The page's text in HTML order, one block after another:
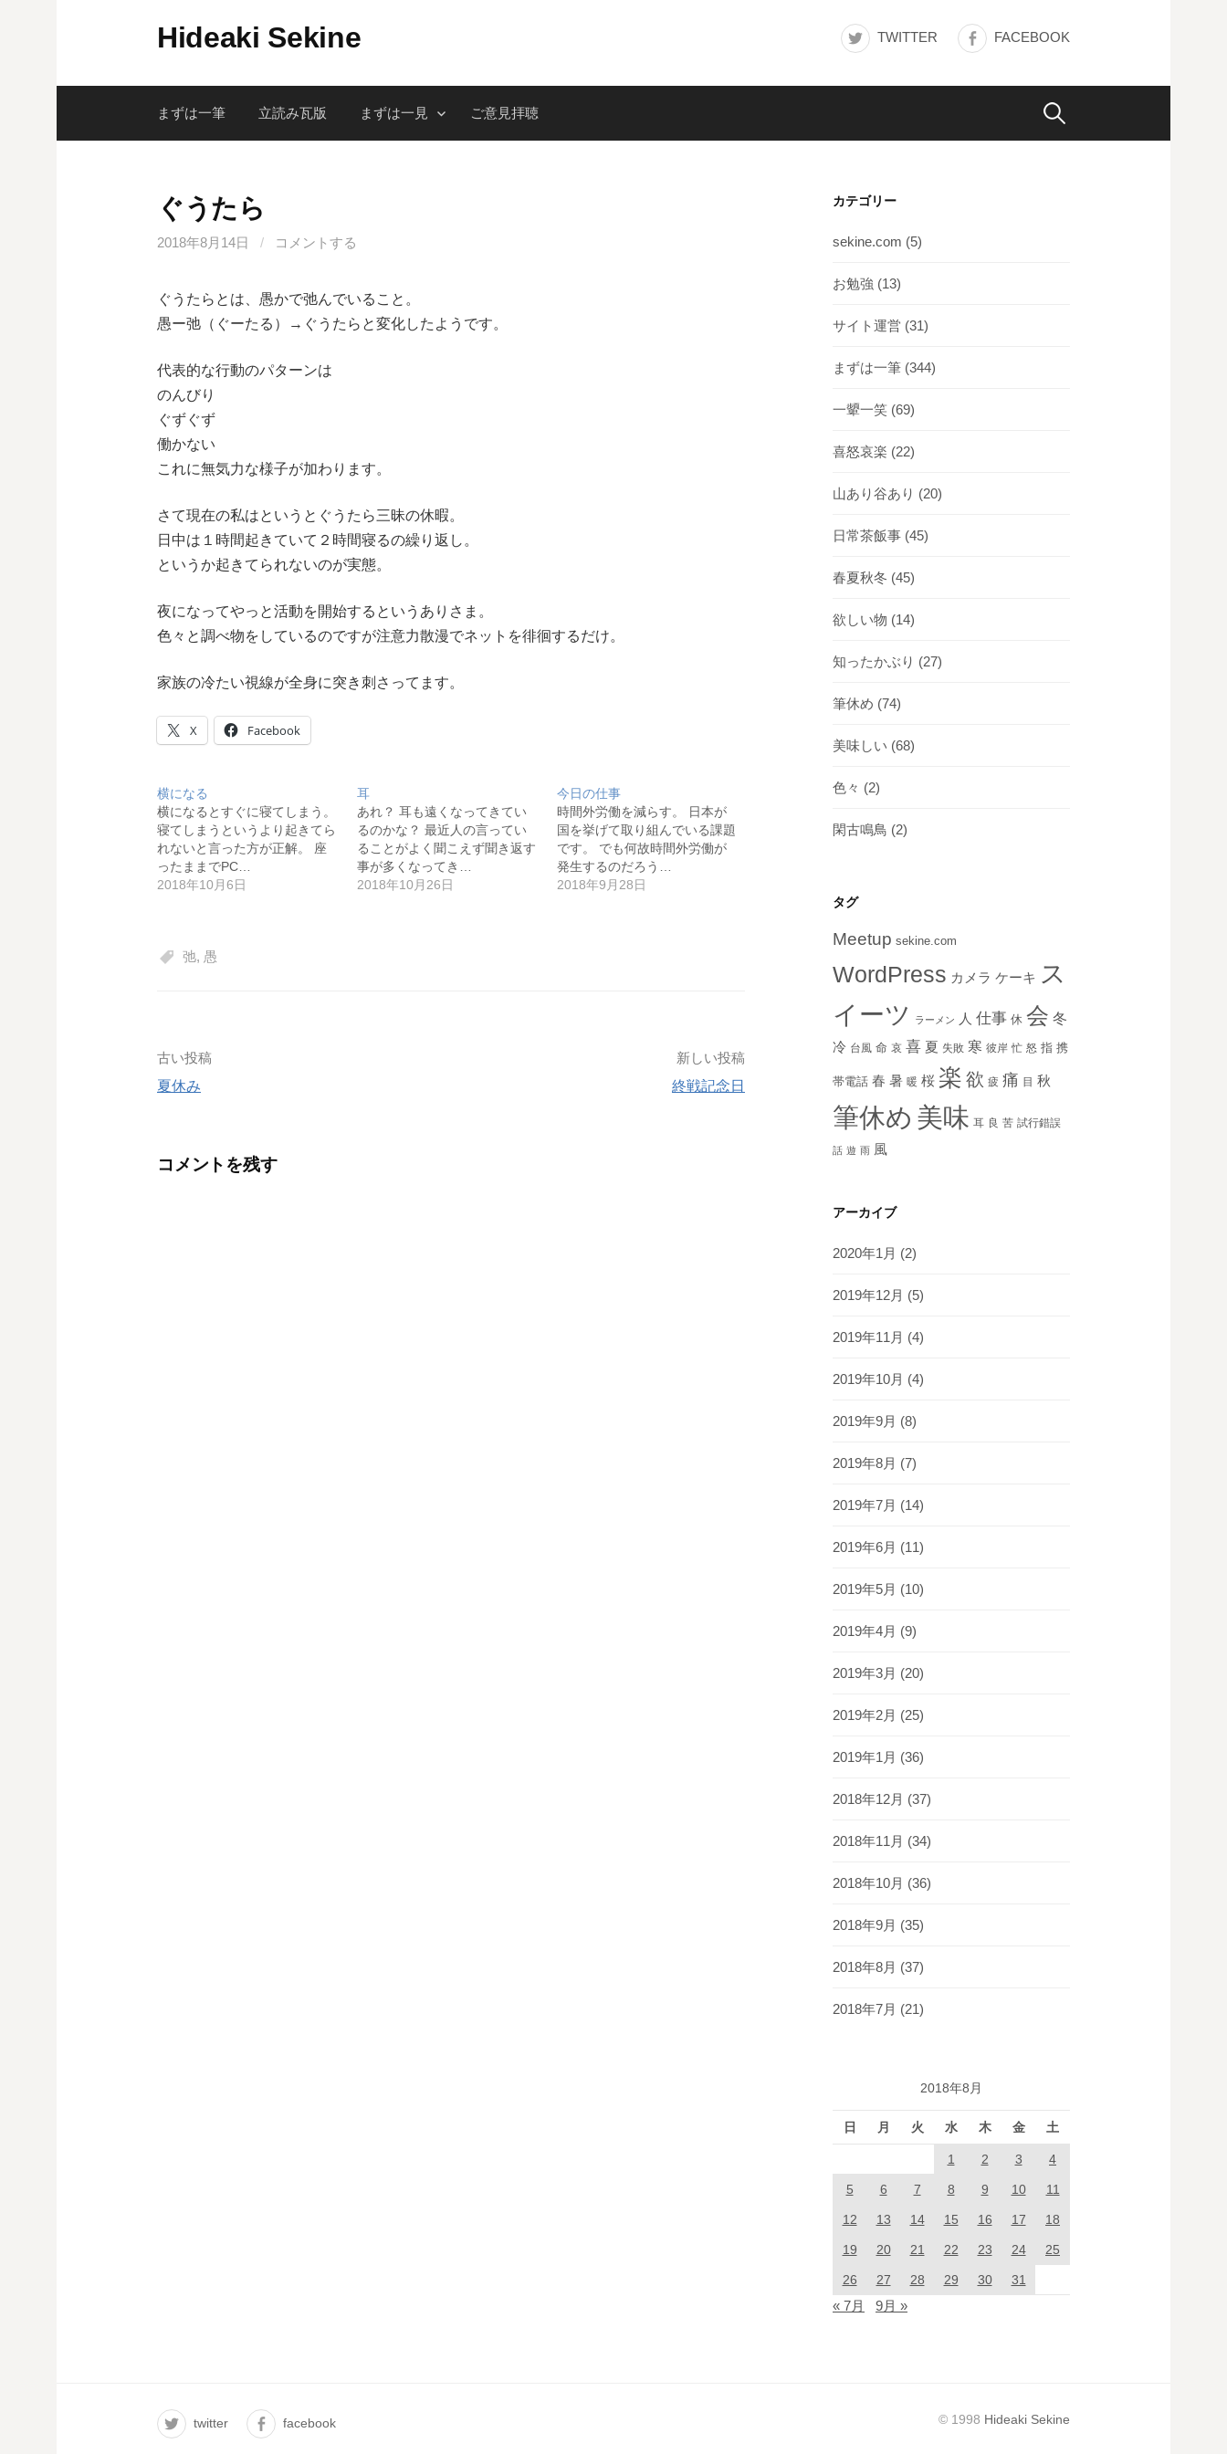
ン
Hideaki Sekine TWITTER FACEBOOK
まずは一筆 立読み瓦版 まずは一見 ご意見拝聴 検
ぐうたら
2018年8月14日 / コメントする
ぐうたらとは、愚かで弛んでいること。
愚ー弛（ぐーたる）→ぐうたらと変化したようです。
代表的な行動のパターンは
のんびり
ぐずぐず
働かない
これに無気力な様子が加わります。
さて現在の私はというとぐうたら三昧の休暇。
日中は１時間起きていて２時間寝るの繰り返し。
というか起きてられないのが実態。
夜になってやっと活動を開始するというありさま。
色々と調べ物をしているのですが注意力散漫でネットを徘徊するだけ。
家族の冷たい視線が全身に突き刺さってます。
X Facebook
横になる
横になるとすぐに寝てしまう。
寝てしまうというより起きてら
れないと言った方が正解。 座
ったままでPC…
2018年10月6日
耳
あれ？ 耳も遠くなってきてい
るのかな？ 最近人の言ってい
ることがよく聞こえず聞き返す
事が多くなってき…
2018年10月26日
今日の仕事
時間外労働を減らす。 日本が
国を挙げて取り組んでいる課題
です。 でも何故時間外労働が
発生するのだろう…
2018年9月28日
弛, 愚
投
稿
ビ
古い投稿
夏休み
新しい投稿
終戦記念日
コメントを残す
カテゴリー
sekine.com (5)
お勉強 (13)
サイト運営 (31)
まずは一筆 (344)
一顰一笑 (69)
喜怒哀楽 (22)
山あり谷あり (20)
日常茶飯事 (45)
春夏秋冬 (45)
欲しい物 (14)
知ったかぶり (27)
筆休め (74)
美味しい (68)
色々 (2)
閑古鳴鳥 (2)
タグ
Meetup sekine.com
WordPress カメラ ケーキ ス
イーツ
ラーメン 人 仕事 休 会 冬
冷 台風 命 哀 喜 夏 失敗 寒 彼岸 忙 怒 指 携
帯電話 春 暑 暖 桜 楽 欲 疲 痛 目 秋
筆休め 美味 耳 良 苦 試行錯誤
話 遊 雨 風
アーカイブ
2020年1月 (2)
2019年12月 (5)
2019年11月 (4)
2019年10月 (4)
2019年9月 (8)
2019年8月 (7)
2019年7月 (14)
2019年6月 (11)
2019年5月 (10)
2019年4月 (9)
2019年3月 (20)
2019年2月 (25)
2019年1月 (36)
2018年12月 (37)
2018年11月 (34)
2018年10月 (36)
2018年9月 (35)
2018年8月 (37)
2018年7月 (21)
2018年8月
日 月 火 水 木 金 土
1 2 3 4
5 6 7 8 9 10 11
12 13 14 15 16 17 18
19 20 21 22 23 24 25
26 27 28 29 30 31
« 7月 9月 »
twitter facebook © 1998 Hideaki Sekine